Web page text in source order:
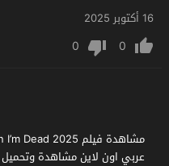
16 أكتوبر 2025
0
0
عربي اون لاين مشاهدة